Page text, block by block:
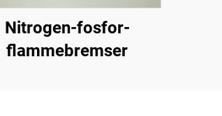
Nitrogen-fosfor-
flammebremser